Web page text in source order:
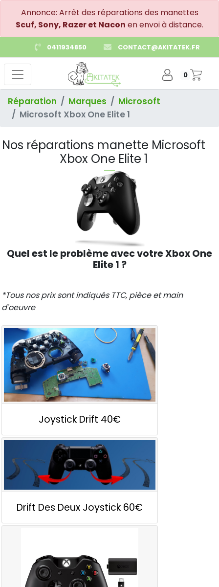
Annonce: Arrêt des réparations des manettes
Scuf, Sony, Razer et Nacon en envoi à distance.
0411934850 CONTACT@AKITATEK.FR
0
Réparation Marques
Microsoft
Microsoft Xbox One Elite 1
Nos réparations manette Microsoft
Xbox One Elite 1
Quel est le problème avec votre Xbox One
Elite 1 ?
*Tous nos prix sont indiqués TTC, pièce et main
d'oeuvre
Joystick Drift 40€
Drift Des Deux Joystick 60€